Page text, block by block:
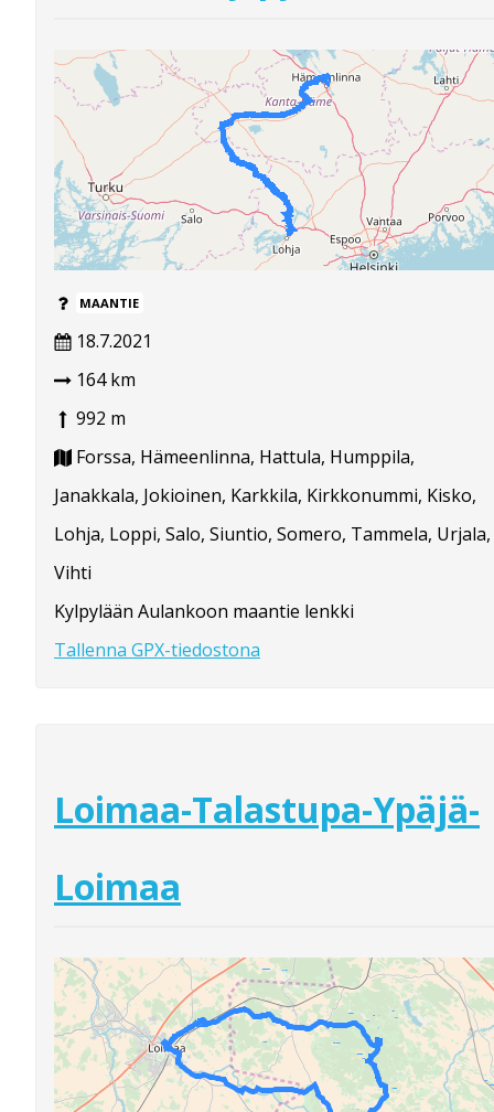
MAANTIE
18.7.2021
164 km
992 m
Forssa, Hämeenlinna, Hattula, Humppila,
Janakkala, Jokioinen, Karkkila, Kirkkonummi, Kisko,
Lohja, Loppi, Salo, Siuntio, Somero, Tammela, Urjala,
Vihti
Kylpylään Aulankoon maantie lenkki
Tallenna GPX-tiedostona
Loimaa-Talastupa-Ypäjä-
Loimaa